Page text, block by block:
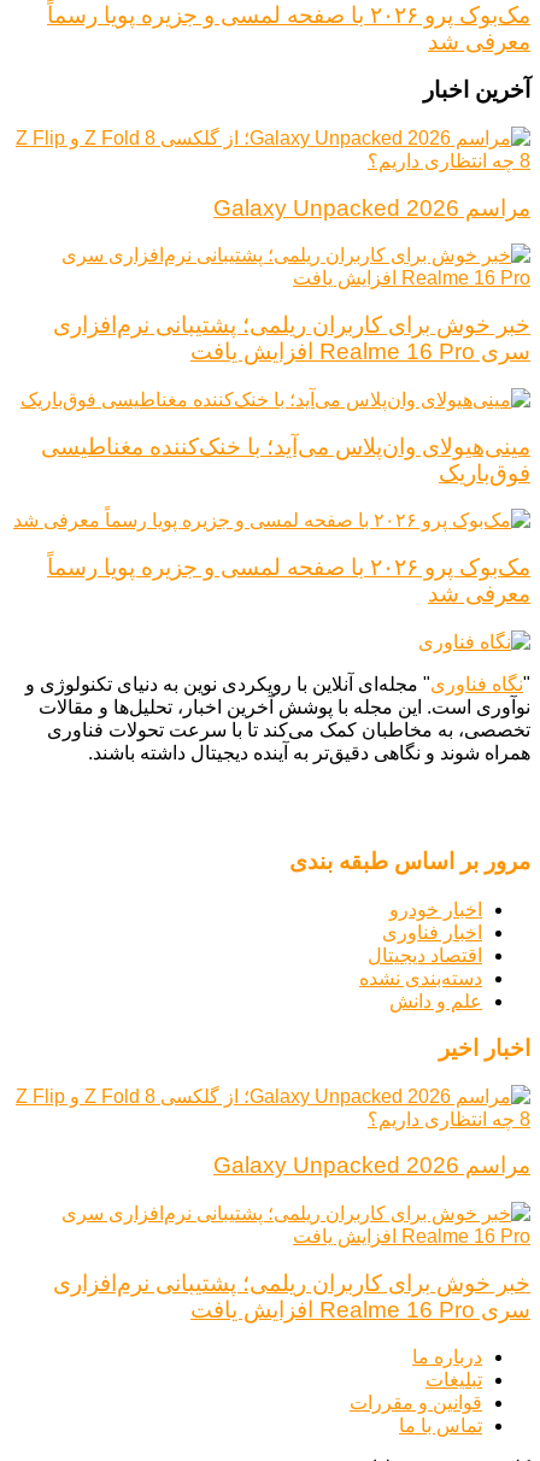
مک‌بوک پرو ۲۰۲۶ با صفحه لمسی و جزیره پویا رسماً
معرفی شد
آخرین اخبار
مراسم Galaxy Unpacked 2026
خبر خوش برای کاربران ریلمی؛ پشتیبانی نرم‌افزاری
سری Realme 16 Pro افزایش یافت
مینی‌هیولای وان‌پلاس می‌آید؛ با خنک‌کننده مغناطیسی
فوق‌باریک
مک‌بوک پرو ۲۰۲۶ با صفحه لمسی و جزیره پویا رسماً
معرفی شد
"نگاه فناوری" مجله‌ای آنلاین با رویکردی نوین به دنیای تکنولوژی و
نوآوری است. این مجله با پوشش آخرین اخبار، تحلیل‌ها و مقالات
تخصصی، به مخاطبان کمک می‌کند تا با سرعت تحولات فناوری
همراه شوند و نگاهی دقیق‌تر به آینده دیجیتال داشته باشند.
مرور بر اساس طبقه بندی
اخبار خودرو
اخبار فناوری
اقتصاد دیجیتال
دسته‌بندی نشده
علم و دانش
اخبار اخیر
مراسم Galaxy Unpacked 2026
خبر خوش برای کاربران ریلمی؛ پشتیبانی نرم‌افزاری
سری Realme 16 Pro افزایش یافت
درباره ما
تبلیغات
قوانین و مقررات
تماس با ما